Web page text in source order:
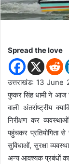
Spread the love
उत्तराखंड: 13 June
पुष्कर सिंह धामी ने
वाली अंतर्राष्ट्रीय
निरीक्षण कर
पहुंचकर प्रतियोगिता से
सुविधाओं, सुरक्षा
अन्य आवश्यक प्रबंधों का